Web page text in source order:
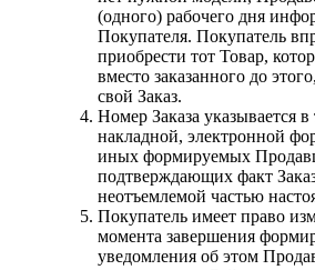
(одного) рабочего дня
Покупателя. Покупатель
приобрести тот Товар,
вместо заказанного до
свой Заказ.
Номер Заказа указывается
накладной, электронной
иных формируемых
подтверждающих факт
неотъемлемой частью
Покупатель имеет право
момента завершения
уведомления об этом